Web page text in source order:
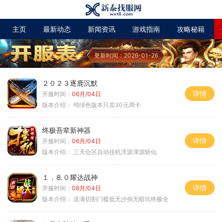
主页 最新动态 新闻资讯 游戏指南 攻略秘籍
更新时间：2026-01-26
２０２３逐鹿沉默
开服时间： 06月/04日
版本介绍： 纯绿色版本只卖30元周卡
详情
终极吾辈新神器
开服时间： 06月/04日
版本介绍： 三天合区自动挂机浑源渾源斩仙
详情
１．⒏０耀达战神
开服时间： 06月/04日
版本介绍： 送满切割门槛低无沙捐无暗坑终极全
详情